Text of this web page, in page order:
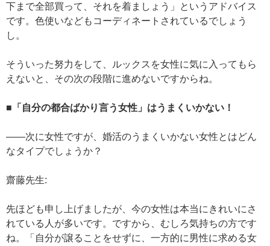
下まで全部買って、それを着ましょう」というアドバイス
です。色使いなどもコーディネートされているでしょう
し。
そういった努力をして、ルックスを女性に気に入ってもら
えないと、その次の段階に進めないですからね。
■「自分の都合ばかり言う女性」はうまくいかない！
——次に女性ですが、婚活のうまくいかない女性とはどん
なタイプでしょうか？
齋藤先生:
先ほども申し上げましたが、今の女性は本当にきれいにさ
れている人が多いです。ですから、むしろ気持ちの方です
ね。「自分が譲ることをせずに、一方的に男性に求める女